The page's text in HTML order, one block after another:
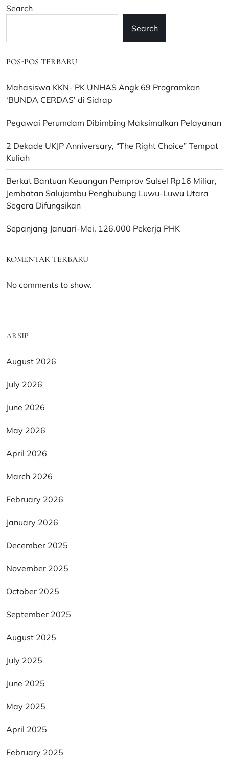
–
Search
Search
POS-POS TERBARU
Mahasiswa KKN- PK UNHAS Angk 69 Programkan
‘BUNDA CERDAS’ di Sidrap
Pegawai Perumdam Dibimbing Maksimalkan Pelayanan
2 Dekade UKJP Anniversary, “The Right Choice” Tempat
Kuliah
Berkat Bantuan Keuangan Pemprov Sulsel Rp16 Miliar,
Jembatan Salujambu Penghubung Luwu-Luwu Utara
Segera Difungsikan
Sepanjang Januari-Mei, 126.000 Pekerja PHK
KOMENTAR TERBARU
No comments to show.
ARSIP
August 2026
July 2026
June 2026
May 2026
April 2026
March 2026
February 2026
January 2026
December 2025
November 2025
October 2025
September 2025
August 2025
July 2025
June 2025
May 2025
April 2025
February 2025